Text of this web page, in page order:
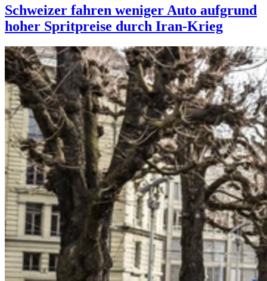
Schweizer fahren weniger Auto aufgrund
hoher Spritpreise durch Iran-Krieg